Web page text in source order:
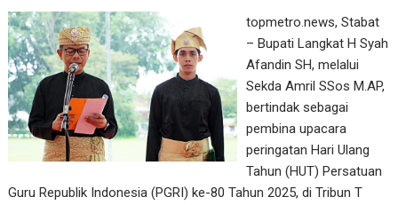
topmetro.news, Stabat
– Bupati Langkat H Syah
Afandin SH, melalui
Sekda Amril SSos M.AP,
bertindak sebagai
pembina upacara
peringatan Hari Ulang
Tahun (HUT) Persatuan
Guru Republik Indonesia (PGRI) ke-80 Tahun 2025, di Tribun T